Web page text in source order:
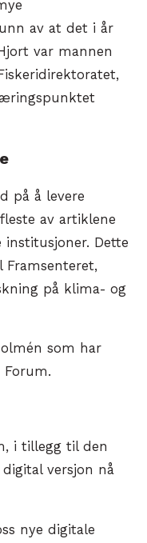
av at det i år
var mannen
på å levere
av artiklene
Dette
på klima- og
som har
i tillegg til den
versjon nå
nye digitale